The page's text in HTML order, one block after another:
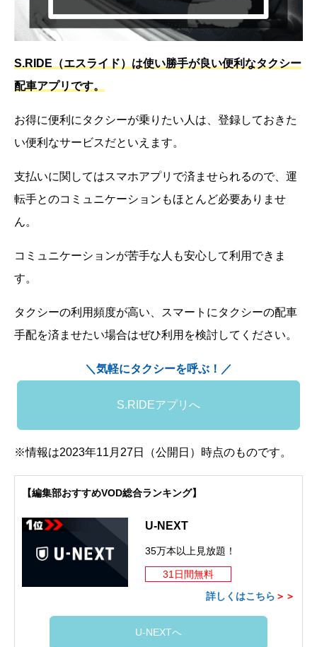
S.RIDE（エスライド）は使い勝手が良い便利なタクシー
配車アプリです。
お得に便利にタクシーが乗りたい人は、登録しておきた
い便利なサービスだといえます。
支払いに関してはスマホアプリで済ませられるので、運
転手とのコミュニケーションもほとんど必要ありませ
ん。
コミュニケーションが苦手な人も安心して利用できま
す。
タクシーの利用頻度が高い、スマートにタクシーの配車
手配を済ませたい場合はぜひ利用を検討してください。
＼気軽にタクシーを呼ぶ！／
S.RIDEアプリへ
※情報は2023年11月27日（公開日）時点のものです。
【編集部おすすめVOD総合ランキング】
U-NEXT
35万本以上見放題！
31日間無料
詳しくはこちら ＞＞
U-NEXTへ